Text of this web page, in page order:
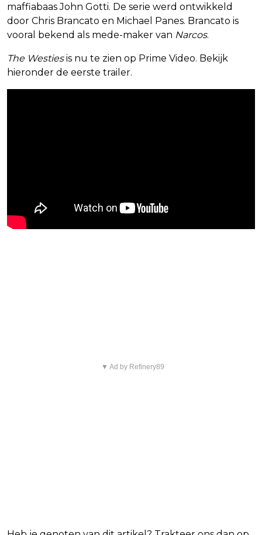
maffiabaas John Gotti. De serie werd ontwikkeld
door Chris Brancato en Michael Panes. Brancato is
vooral bekend als mede-maker van Narcos.
The Westiesis nu te zien op Prime Video. Bekijk
hieronder de eerste trailer.
▼ Ad by Refinery89